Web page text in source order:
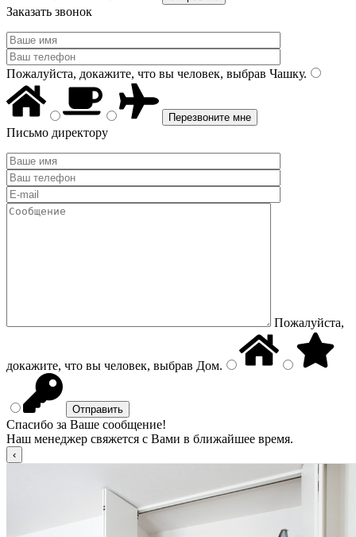
Заказать звонок
Пожалуйста, докажите, что вы человек, выбрав Чашку.
Письмо директору
Пожалуйста,
докажите, что вы человек, выбрав Дом.
Спасибо за Ваше сообщение!
Наш менеджер свяжется с Вами в ближайшее время.